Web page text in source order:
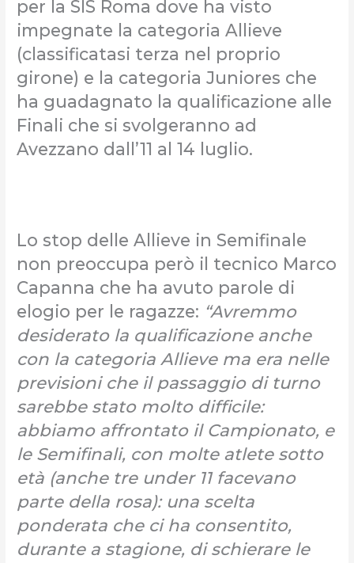
per la SIS Roma dove ha visto
impegnate la categoria Allieve
(classificatasi terza nel proprio
girone) e la categoria Juniores che
ha guadagnato la qualificazione alle
Finali che si svolgeranno ad
Avezzano dall’11 al 14 luglio.
Lo stop delle Allieve in Semifinale
non preoccupa però il tecnico Marco
Capanna che ha avuto parole di
elogio per le ragazze: “Avremmo
desiderato la qualificazione anche
con la categoria Allieve ma era nelle
previsioni che il passaggio di turno
sarebbe stato molto difficile:
abbiamo affrontato il Campionato, e
le Semifinali, con molte atlete sotto
età (anche tre under 11 facevano
parte della rosa): una scelta
ponderata che ci ha consentito,
durante a stagione, di schierare le